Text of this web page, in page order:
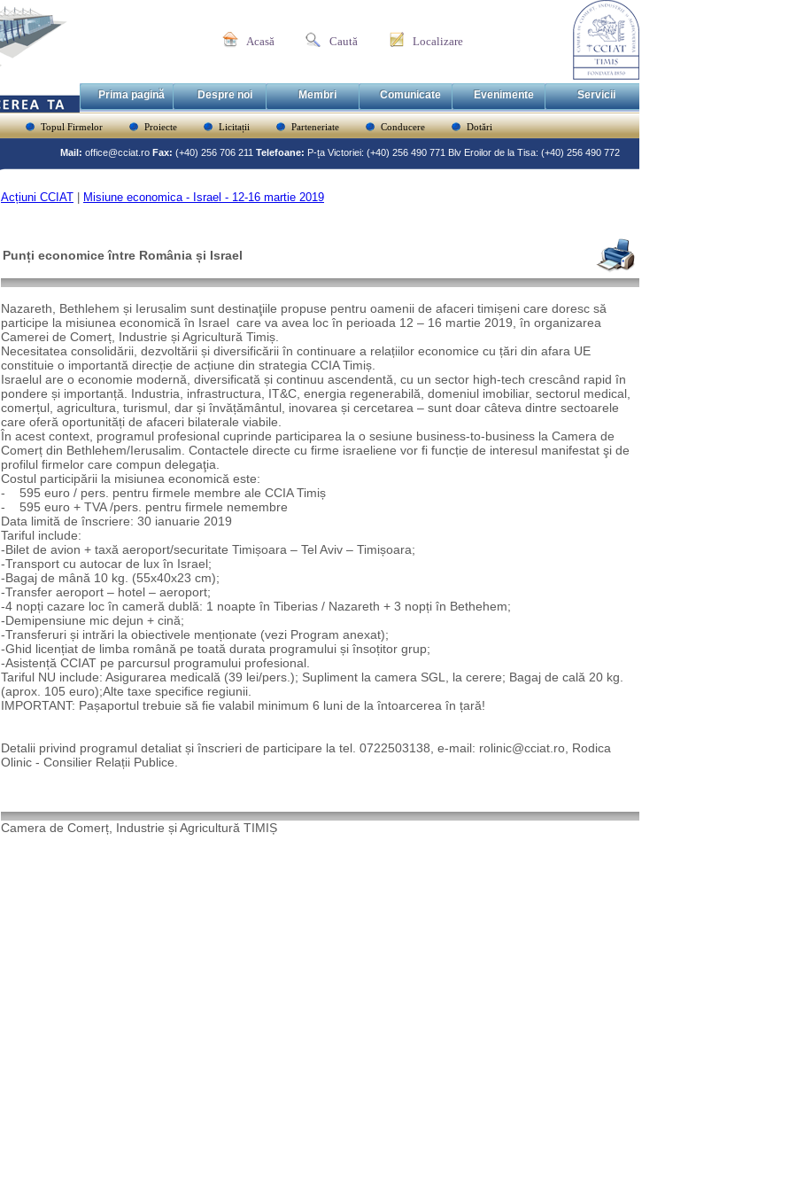
Acasă Caută Localizare
Prima pagină Despre noi Membri Comunicate Evenimente Servicii
Topul Firmelor Proiecte Licitații Parteneriate Conducere Dotări
Mail: office@cciat.ro Fax: (+40) 256 706 211 Telefoane: P-ța Victoriei: (+40) 256 490 771 Blv Eroilor de la Tisa: (+40) 256 490 772
Acțiuni CCIAT Misiune economica - Israel - 12-16 martie 2019
Punți economice între România și Israel
Nazareth, Bethlehem și Ierusalim sunt destinaţiile propuse pentru oamenii de afaceri timișeni care doresc să
participe la misiunea economică în Israel care va avea loc în perioada 12 – 16 martie 2019, în organizarea
Camerei de Comerț, Industrie și Agricultură Timiș.
Necesitatea consolidării, dezvoltării și diversificării în continuare a relațiilor economice cu țări din afara UE
constituie o importantă direcție de acțiune din strategia CCIA Timiș.
Israelul are o economie modernă, diversificată și continuu ascendentă, cu un sector high-tech crescând rapid în
pondere și importanță. Industria, infrastructura, IT&C, energia regenerabilă, domeniul imobiliar, sectorul medical,
comerțul, agricultura, turismul, dar și învățământul, inovarea și cercetarea – sunt doar câteva dintre sectoarele
care oferă oportunități de afaceri bilaterale viabile.
În acest context, programul profesional cuprinde participarea la o sesiune business-to-business la Camera de
Comerț din Bethlehem/Ierusalim. Contactele directe cu firme israeliene vor fi funcție de interesul manifestat şi de
profilul firmelor care compun delegaţia.
Costul participării la misiunea economică este:
- 595 euro / pers. pentru firmele membre ale CCIA Timiș
- 595 euro + TVA /pers. pentru firmele nemembre
Data limită de înscriere: 30 ianuarie 2019
Tariful include:
-Bilet de avion + taxă aeroport/securitate Timișoara – Tel Aviv – Timișoara;
-Transport cu autocar de lux în Israel;
-Bagaj de mână 10 kg. (55x40x23 cm);
-Transfer aeroport – hotel – aeroport;
-4 nopți cazare loc în cameră dublă: 1 noapte în Tiberias / Nazareth + 3 nopți în Bethehem;
-Demipensiune mic dejun + cină;
-Transferuri și intrări la obiectivele menționate (vezi Program anexat);
-Ghid licențiat de limba română pe toată durata programului și însoțitor grup;
-Asistență CCIAT pe parcursul programului profesional.
Tariful NU include: Asigurarea medicală (39 lei/pers.); Supliment la camera SGL, la cerere; Bagaj de cală 20 kg.
(aprox. 105 euro);Alte taxe specifice regiunii.
IMPORTANT: Pașaportul trebuie să fie valabil minimum 6 luni de la întoarcerea în țară!
Detalii privind programul detaliat și înscrieri de participare la tel. 0722503138, e-mail: rolinic@cciat.ro, Rodica
Olinic - Consilier Relații Publice.
Camera de Comerț, Industrie și Agricultură TIMIȘ